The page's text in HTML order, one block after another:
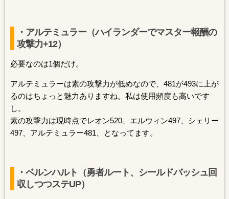
・アルテミュラー（ハイランダーでマスター報酬の
攻撃力+12）
必要なのは1個だけ。
アルテミュラーは素の攻撃力が低めなので、481が493に上が
るのはちょっと魅力ありますね。私は使用頻度も高いです
し。
素の攻撃力は現時点でレオン520、エルウィン497、シェリー
497、アルテミュラー481、となってます。
・ベルンハルト（勇者ルート、シールドバッシュ回
収しつつステUP）